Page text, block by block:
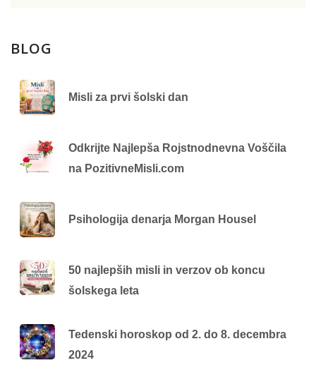
BLOG
Misli za prvi šolski dan
Odkrijte Najlepša Rojstnodnevna Voščila
na PozitivneMisli.com
Psihologija denarja Morgan Housel
50 najlepših misli in verzov ob koncu
šolskega leta
Tedenski horoskop od 2. do 8. decembra
2024